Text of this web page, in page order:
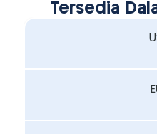
Tersedia